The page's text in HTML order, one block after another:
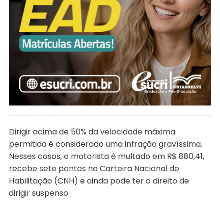
Dirigir acima de 50% da velocidade máxima
permitida é considerado uma infração gravíssima.
Nesses casos, o motorista é multado em R$ 880,41,
recebe sete pontos na Carteira Nacional de
Habilitação (CNH) e ainda pode ter o direito de
dirigir suspenso.